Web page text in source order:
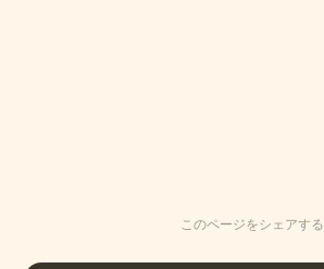
このページをシェアする